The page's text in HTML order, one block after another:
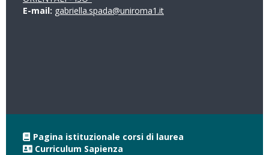
E-mail: gabriella.spada@uniroma1.it
Pagina istituzionale corsi di laurea
Curriculum Sapienza